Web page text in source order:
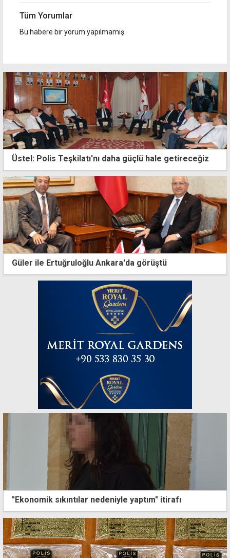
Tüm Yorumlar
Bu habere bir yorum yapılmamış.
Üstel: Polis Teşkilatı'nı daha güçlü hale getireceğiz
Güler ile Ertuğruloğlu Ankara'da görüştü
"Ekonomik sıkıntılar nedeniyle yaptım" itirafı